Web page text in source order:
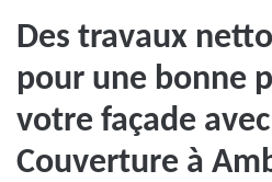
Des travaux
pour une bonne
votre façade avec
Couverture à